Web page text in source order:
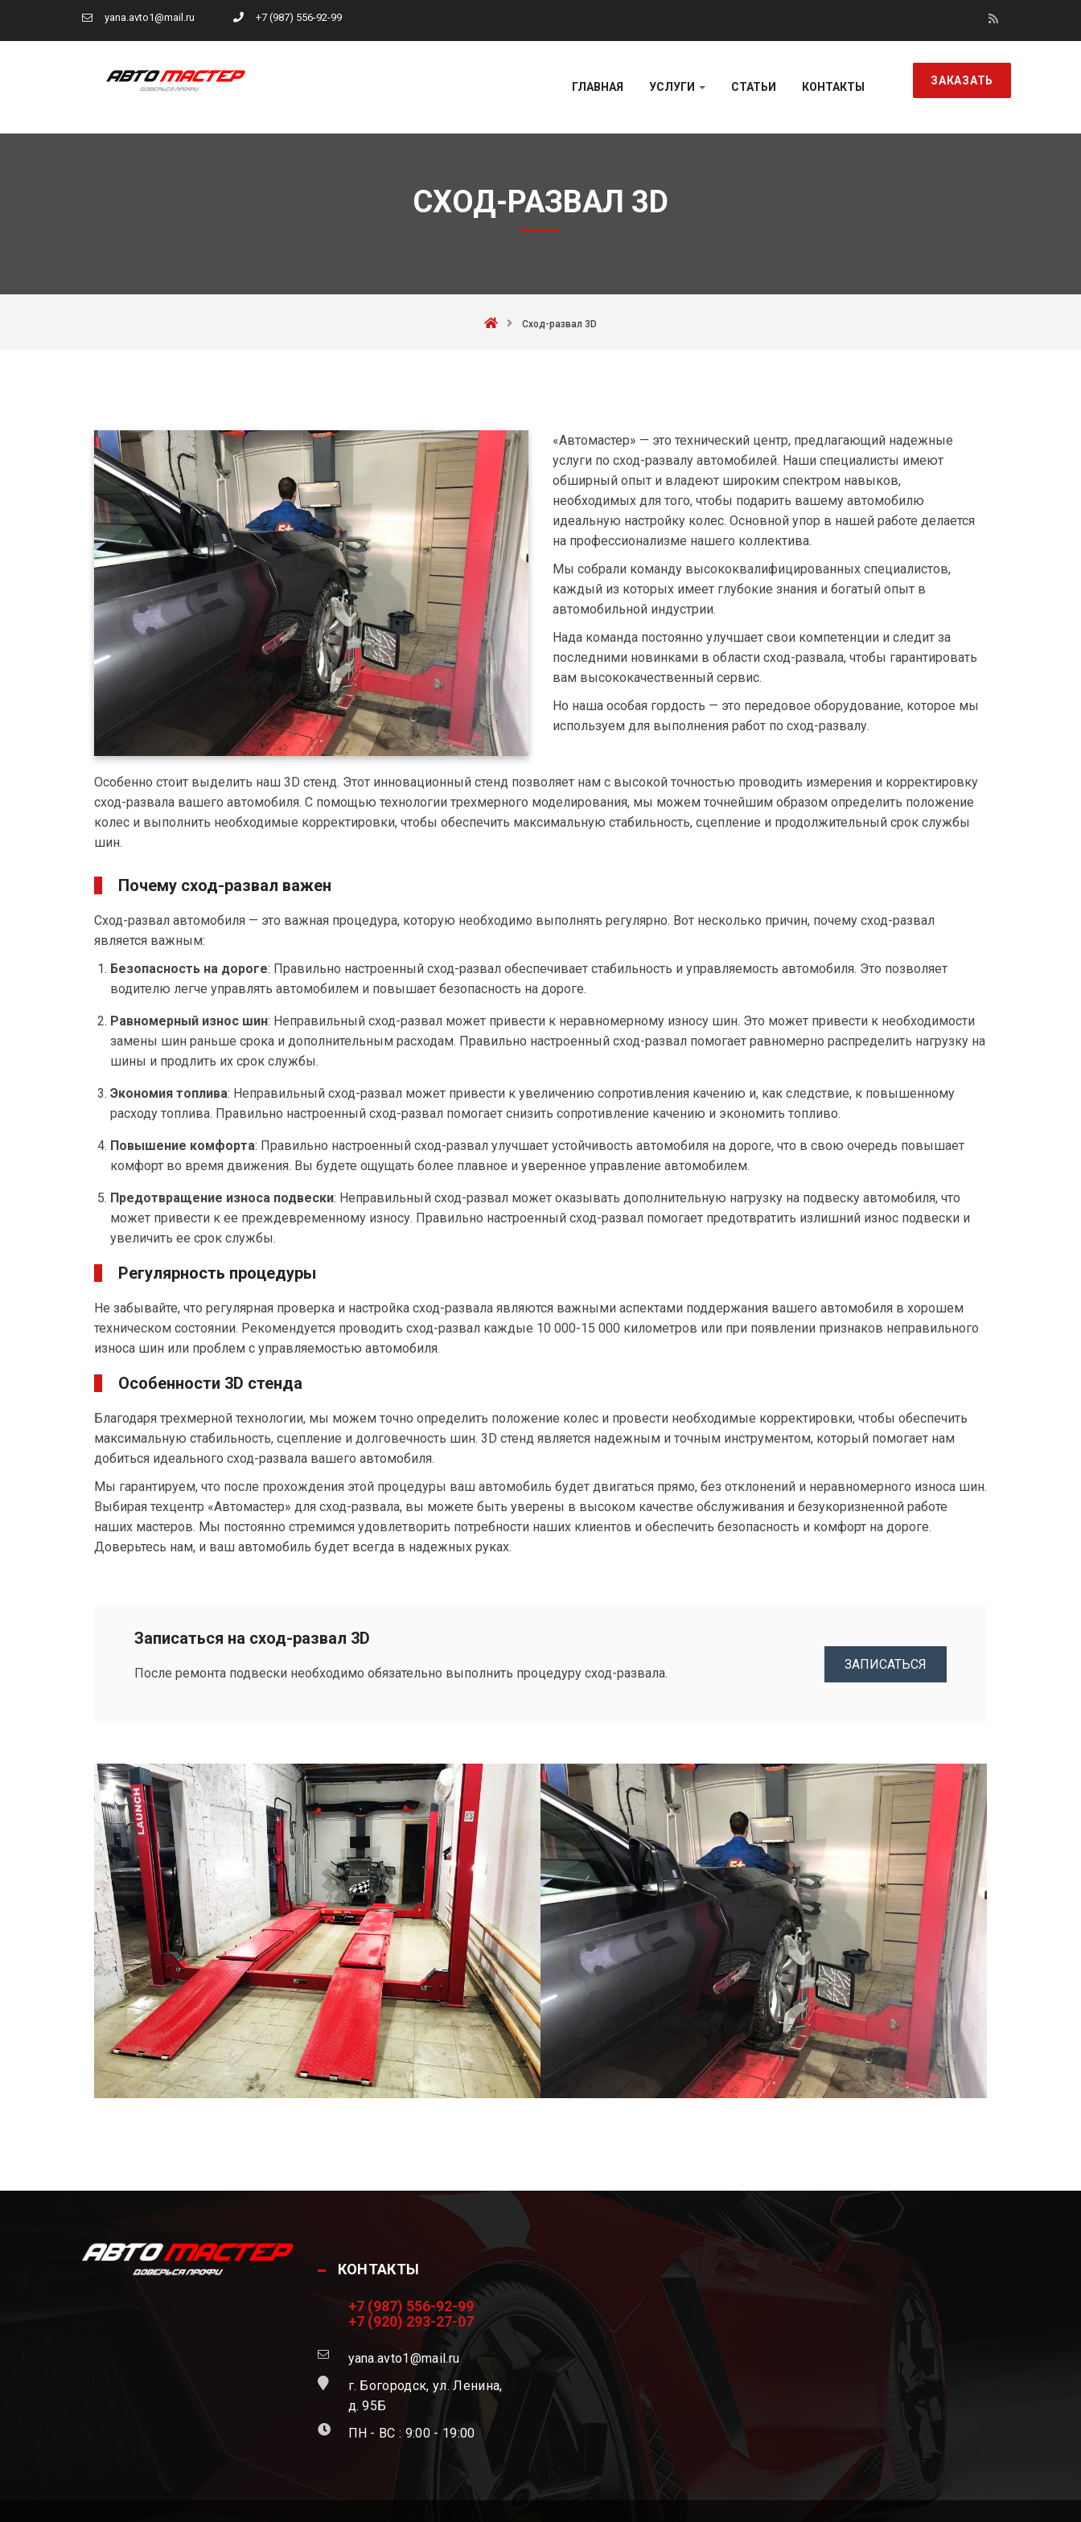
yana.avto1@mail.ru +7 (987) 556-92-99
ЗАКАЗАТЬ
ГЛАВНАЯ УСЛУГИ СТАТЬИ КОНТАКТЫ
СХОД-РАЗВАЛ 3D
Сход-развал 3D
«Автомастер» — это технический центр, предлагающий надежные
услуги по сход-развалу автомобилей. Наши специалисты имеют
обширный опыт и владеют широким спектром навыков,
необходимых для того, чтобы подарить вашему автомобилю
идеальную настройку колес. Основной упор в нашей работе делается
на профессионализме нашего коллектива.
Мы собрали команду высококвалифицированных специалистов,
каждый из которых имеет глубокие знания и богатый опыт в
автомобильной индустрии.
Нада команда постоянно улучшает свои компетенции и следит за
последними новинками в области сход-развала, чтобы гарантировать
вам высококачественный сервис.
Но наша особая гордость — это передовое оборудование, которое мы
используем для выполнения работ по сход-развалу.
Особенно стоит выделить наш 3D стенд. Этот инновационный стенд позволяет нам с высокой точностью проводить измерения и корректировку
сход-развала вашего автомобиля. С помощью технологии трехмерного моделирования, мы можем точнейшим образом определить положение
колес и выполнить необходимые корректировки, чтобы обеспечить максимальную стабильность, сцепление и продолжительный срок службы
шин.
Почему сход-развал важен
Сход-развал автомобиля — это важная процедура, которую необходимо выполнять регулярно. Вот несколько причин, почему сход-развал
является важным:
Безопасность на дороге: Правильно настроенный сход-развал обеспечивает стабильность и управляемость автомобиля. Это позволяет
водителю легче управлять автомобилем и повышает безопасность на дороге.
Равномерный износ шин: Неправильный сход-развал может привести к неравномерному износу шин. Это может привести к необходимости
замены шин раньше срока и дополнительным расходам. Правильно настроенный сход-развал помогает равномерно распределить нагрузку на
шины и продлить их срок службы.
Экономия топлива: Неправильный сход-развал может привести к увеличению сопротивления качению и, как следствие, к повышенному
расходу топлива. Правильно настроенный сход-развал помогает снизить сопротивление качению и экономить топливо.
Повышение комфорта: Правильно настроенный сход-развал улучшает устойчивость автомобиля на дороге, что в свою очередь повышает
комфорт во время движения. Вы будете ощущать более плавное и уверенное управление автомобилем.
Предотвращение износа подвески: Неправильный сход-развал может оказывать дополнительную нагрузку на подвеску автомобиля, что
может привести к ее преждевременному износу. Правильно настроенный сход-развал помогает предотвратить излишний износ подвески и
увеличить ее срок службы.
Регулярность процедуры
Не забывайте, что регулярная проверка и настройка сход-развала являются важными аспектами поддержания вашего автомобиля в хорошем
техническом состоянии. Рекомендуется проводить сход-развал каждые 10 000-15 000 километров или при появлении признаков неправильного
износа шин или проблем с управляемостью автомобиля.
Особенности 3D стенда
Благодаря трехмерной технологии, мы можем точно определить положение колес и провести необходимые корректировки, чтобы обеспечить
максимальную стабильность, сцепление и долговечность шин. 3D стенд является надежным и точным инструментом, который помогает нам
добиться идеального сход-развала вашего автомобиля.
Мы гарантируем, что после прохождения этой процедуры ваш автомобиль будет двигаться прямо, без отклонений и неравномерного износа шин.
Выбирая техцентр «Автомастер» для сход-развала, вы можете быть уверены в высоком качестве обслуживания и безукоризненной работе
наших мастеров. Мы постоянно стремимся удовлетворить потребности наших клиентов и обеспечить безопасность и комфорт на дороге.
Доверьтесь нам, и ваш автомобиль будет всегда в надежных руках.
Записаться на сход-развал 3D
После ремонта подвески необходимо обязательно выполнить процедуру сход-развала.
ЗАПИСАТЬСЯ
КОНТАКТЫ
+7 (987) 556-92-99
+7 (920) 293-27-07
yana.avto1@mail.ru
г. Богородск, ул. Ленина,
д. 95Б
ПН - ВС : 9:00 - 19:00